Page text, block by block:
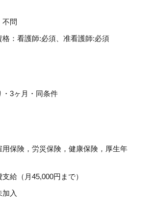
不問
格：看護師:必須、准看護師:必須
3ヶ月・同条件
用保険，労災保険，健康保険，厚生年
給（月45,000円まで）
入